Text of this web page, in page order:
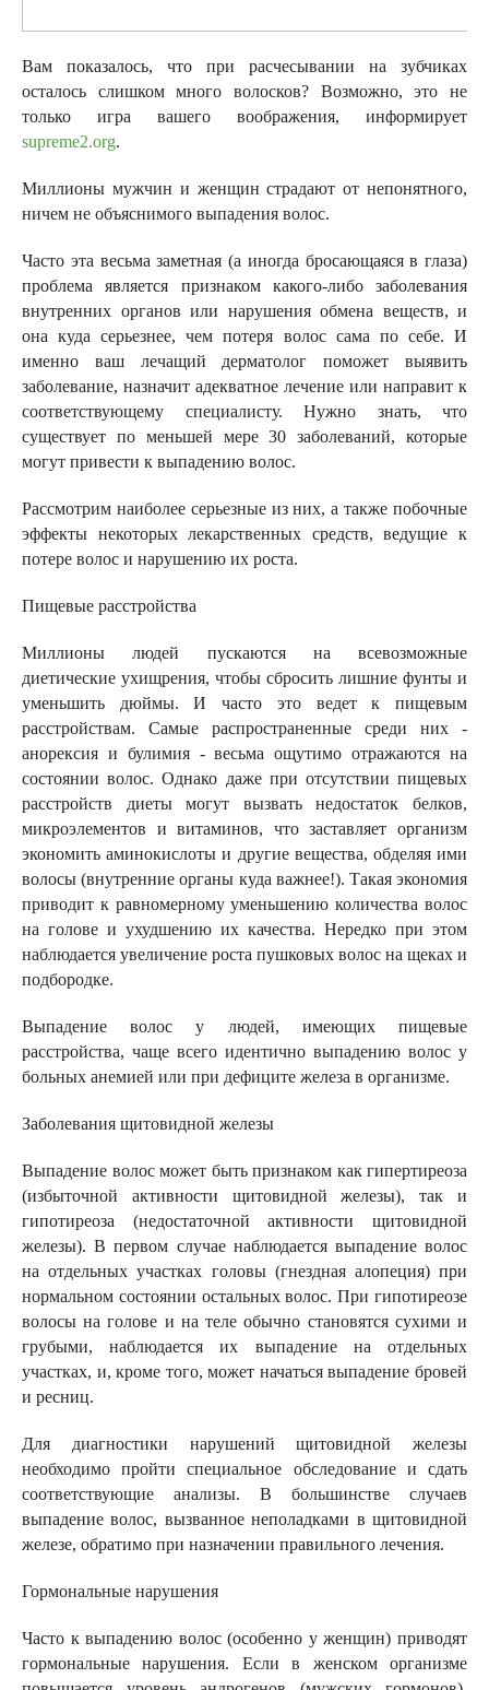
Вам показалось, что при расчесывании на зубчиках
осталось слишком много волосков? Возможно, это не
только игра вашего воображения, информирует
supreme2.org.
Миллионы мужчин и женщин страдают от непонятного,
ничем не объяснимого выпадения волос.
Часто эта весьма заметная (а иногда бросающаяся в глаза)
проблема является признаком какого-либо заболевания
внутренних органов или нарушения обмена веществ, и
она куда серьезнее, чем потеря волос сама по себе. И
именно ваш лечащий дерматолог поможет выявить
заболевание, назначит адекватное лечение или направит к
соответствующему специалисту. Нужно знать, что
существует по меньшей мере 30 заболеваний, которые
могут привести к выпадению волос.
Рассмотрим наиболее серьезные из них, а также побочные
эффекты некоторых лекарственных средств, ведущие к
потере волос и нарушению их роста.
Пищевые расстройства
Миллионы людей пускаются на всевозможные
диетические ухищрения, чтобы сбросить лишние фунты и
уменьшить дюймы. И часто это ведет к пищевым
расстройствам. Самые распространенные среди них -
анорексия и булимия - весьма ощутимо отражаются на
состоянии волос. Однако даже при отсутствии пищевых
расстройств диеты могут вызвать недостаток белков,
микроэлементов и витаминов, что заставляет организм
экономить аминокислоты и другие вещества, обделяя ими
волосы (внутренние органы куда важнее!). Такая экономия
приводит к равномерному уменьшению количества волос
на голове и ухудшению их качества. Нередко при этом
наблюдается увеличение роста пушковых волос на щеках и
подбородке.
Выпадение волос у людей, имеющих пищевые
расстройства, чаще всего идентично выпадению волос у
больных анемией или при дефиците железа в организме.
Заболевания щитовидной железы
Выпадение волос может быть признаком как гипертиреоза
(избыточной активности щитовидной железы), так и
гипотиреоза (недостаточной активности щитовидной
железы). В первом случае наблюдается выпадение волос
на отдельных участках головы (гнездная алопеция) при
нормальном состоянии остальных волос. При гипотиреозе
волосы на голове и на теле обычно становятся сухими и
грубыми, наблюдается их выпадение на отдельных
участках, и, кроме того, может начаться выпадение бровей
и ресниц.
Для диагностики нарушений щитовидной железы
необходимо пройти специальное обследование и сдать
соответствующие анализы. В большинстве случаев
выпадение волос, вызванное неполадками в щитовидной
железе, обратимо при назначении правильного лечения.
Гормональные нарушения
Часто к выпадению волос (особенно у женщин) приводят
гормональные нарушения. Если в женском организме